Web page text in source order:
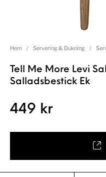
Hem / Servering & Dukning /
Tell Me More Levi
Salladsbestick Ek
449 kr